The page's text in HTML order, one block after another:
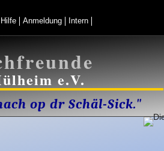
Hilfe Anmeldung Intern
e.V.
op dr Schäl-Sick."